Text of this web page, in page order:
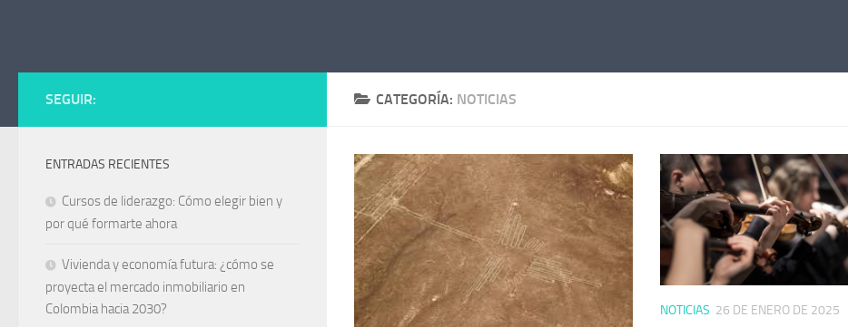
CATEGORÍA: NOTICIAS
NOTICIAS 26 DE ENERO DE 2025
SEGUIR:
ENTRADAS RECIENTES
Cursos de liderazgo: Cómo elegir bien y
por qué formarte ahora
Vivienda y economía futura: ¿cómo se
proyecta el mercado inmobiliario en
Colombia hacia 2030?